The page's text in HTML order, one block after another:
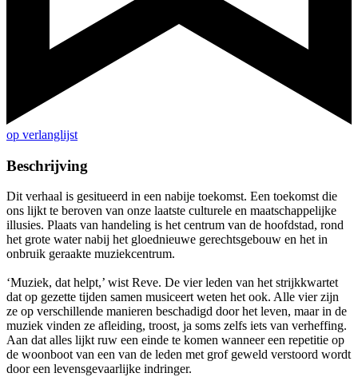
op verlanglijst
Beschrijving
Dit verhaal is gesitueerd in een nabije toekomst. Een toekomst die
ons lijkt te beroven van onze laatste culturele en maatschappelijke
illusies. Plaats van handeling is het centrum van de hoofdstad, rond
het grote water nabij het gloednieuwe gerechtsgebouw en het in
onbruik geraakte muziekcentrum.
‘Muziek, dat helpt,’ wist Reve. De vier leden van het strijkkwartet
dat op gezette tijden samen musiceert weten het ook. Alle vier zijn
ze op verschillende manieren beschadigd door het leven, maar in de
muziek vinden ze afleiding, troost, ja soms zelfs iets van verheffing.
Aan dat alles lijkt ruw een einde te komen wanneer een repetitie op
de woonboot van een van de leden met grof geweld verstoord wordt
door een levensgevaarlijke indringer.